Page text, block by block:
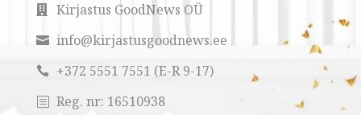
 Kirjastus GoodNews OÜ
 info@kirjastusgoodnews.ee
 +372 5551 7551 (E-R 9-17)
b Reg. nr: 16510938